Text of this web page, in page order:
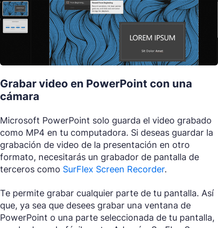
Grabar video en PowerPoint con una
cámara
Microsoft PowerPoint solo guarda el video grabado
como MP4 en tu computadora. Si deseas guardar la
grabación de video de la presentación en otro
formato, necesitarás un grabador de pantalla de
terceros como SurFlex Screen Recorder.
Te permite grabar cualquier parte de tu pantalla. Así
que, ya sea que desees grabar una ventana de
PowerPoint o una parte seleccionada de tu pantalla,